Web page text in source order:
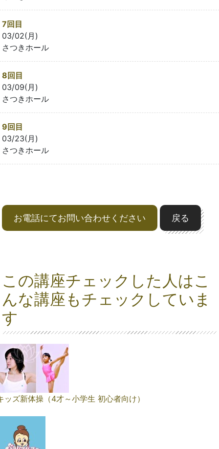
7回目
03/02(月)
さつきホール
8回目
03/09(月)
さつきホール
9回目
03/23(月)
さつきホール
お電話にてお問い合わせください 戻る
この講座チェックした人はこ
んな講座もチェックしていま
す
ッズ新体操（4才～小学生 初心者向け）